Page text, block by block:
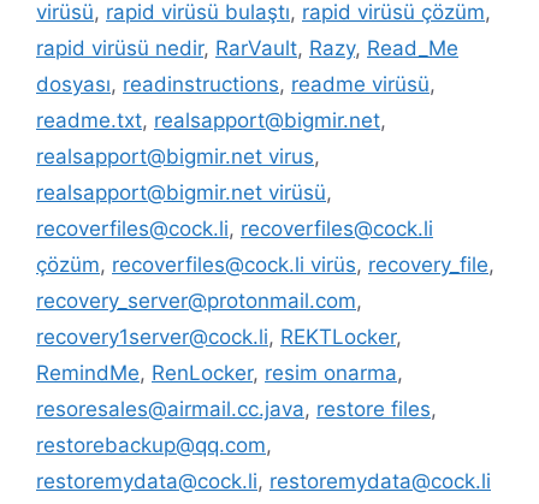
virüsü, rapid virüsü bulaştı, rapid virüsü çözüm,
rapid virüsü nedir, RarVault, Razy, Read_Me
dosyası, readinstructions, readme virüsü,
readme.txt, realsapport@bigmir.net,
realsapport@bigmir.net virus,
realsapport@bigmir.net virüsü,
recoverfiles@cock.li, recoverfiles@cock.li
çözüm, recoverfiles@cock.li virüs, recovery_file,
recovery_server@protonmail.com,
recovery1server@cock.li, REKTLocker,
RemindMe, RenLocker, resim onarma,
resoresales@airmail.cc.java, restore files,
restorebackup@qq.com,
restoremydata@cock.li, restoremydata@cock.li